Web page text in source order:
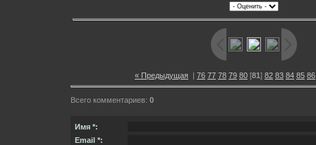
« Предыдущая | 76 77 78 79 80 [81] 82 83 84 85 86
Всего комментариев: 0
Имя *:
Email *: